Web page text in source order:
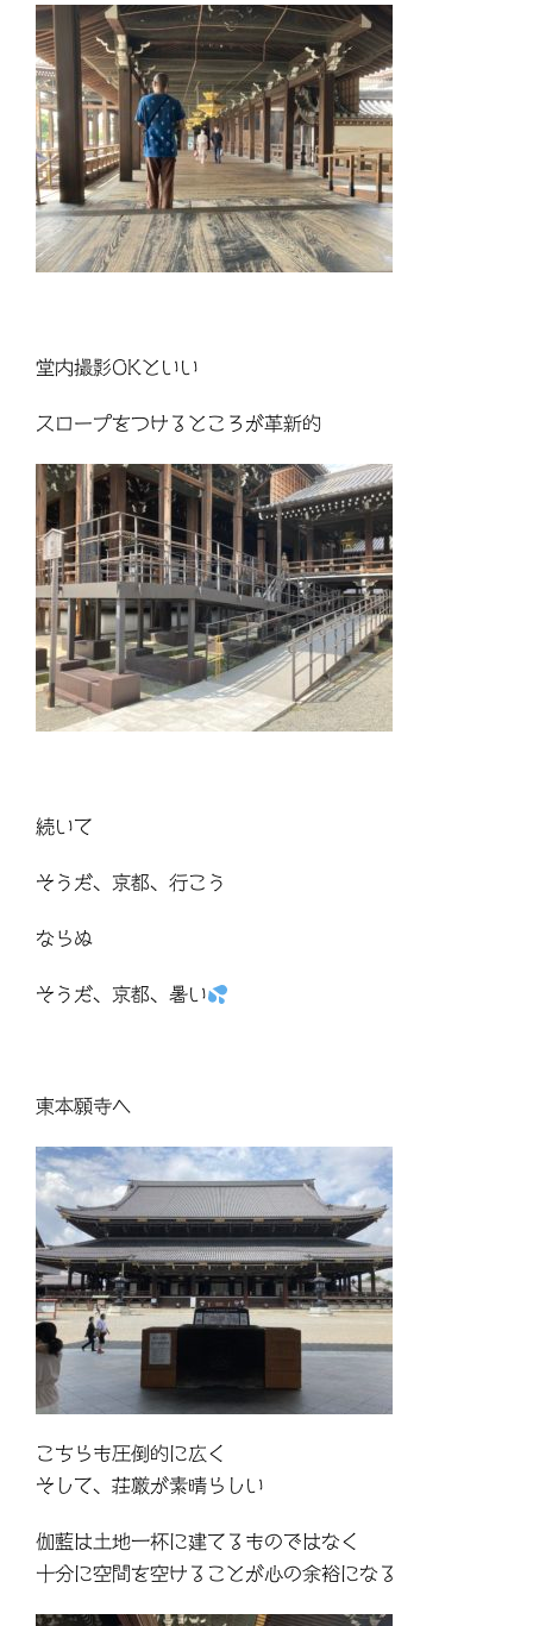
堂内撮影OKといい
スロープをつけるところが革新的
続いて
そうだ、京都、行こう
ならぬ
そうだ、京都、暑い
東本願寺へ
こちらも圧倒的に広く
そして、荘厳が素晴らしい
伽藍は土地一杯に建てるものではなく
十分に空間を空けることが心の余裕になる